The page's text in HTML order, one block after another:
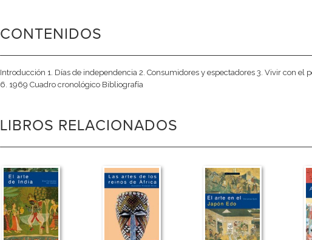
CONTENIDOS
Introducción 1. Días de independencia 2. Consumidores y espectadores 3. Vivir con el
6. 1969 Cuadro cronológico Bibliografía
LIBROS RELACIONADOS